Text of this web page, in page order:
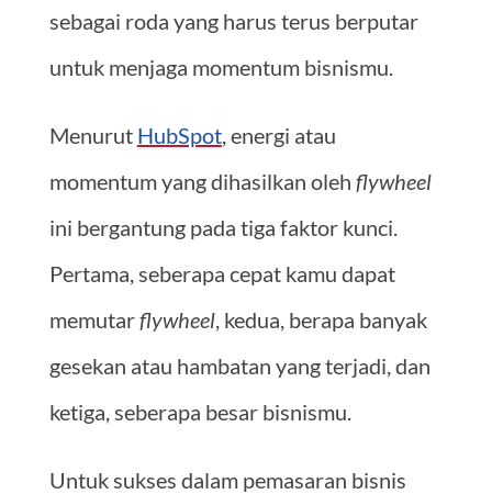
sebagai roda yang harus terus berputar
untuk menjaga momentum bisnismu.
Menurut HubSpot, energi atau
momentum yang dihasilkan oleh flywheel
ini bergantung pada tiga faktor kunci.
Pertama, seberapa cepat kamu dapat
memutarflywheel, kedua, berapa banyak
gesekan atau hambatan yang terjadi, dan
ketiga, seberapa besar bisnismu.
Untuk sukses dalam pemasaran bisnis